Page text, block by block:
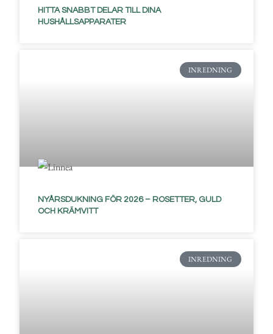
HITTA SNABBT DELAR TILL DINA
HUSHÅLLSAPPARATER
INREDNING
NYÅRSDUKNING FÖR 2026 – ROSETTER, GULD
OCH KRÄMVITT
INREDNING